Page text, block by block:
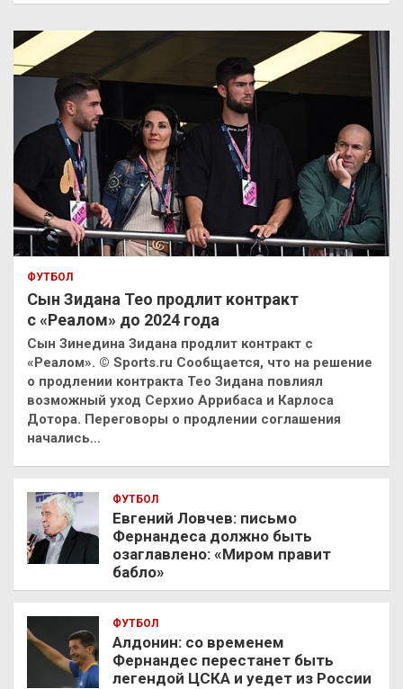
ФУТБОЛ
Сын Зидана Тео продлит контракт
с «Реалом» до 2024 года
Сын Зинедина Зидана продлит контракт с
«Реалом». © Sports.ru Сообщается, что на решение
о продлении контракта Тео Зидана повлиял
возможный уход Серхио Аррибаса и Карлоса
Дотора. Переговоры о продлении соглашения
начались…
ФУТБОЛ
Евгений Ловчев: письмо
Фернандеса должно быть
озаглавлено: «Миром правит
бабло»
ФУТБОЛ
Алдонин: со временем
Фернандес перестанет быть
легендой ЦСКА и уедет из России